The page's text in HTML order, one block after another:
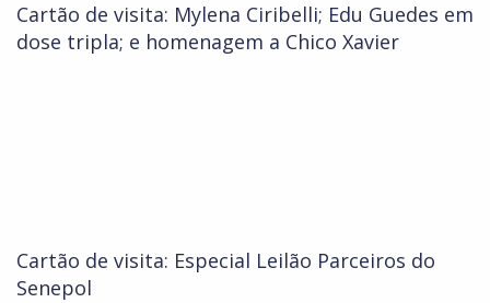
Cartão de visita: Mylena Ciribelli; Edu Guedes em
dose tripla; e homenagem a Chico Xavier
Cartão de visita: Especial Leilão Parceiros do
Senepol